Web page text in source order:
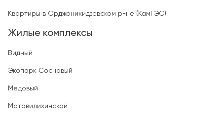
Квартиры в Орджоникидзевском р-не (КамГЭС)
Жилые комплексы
Видный
Экопарк Сосновый
Медовый
Мотовилихинскай